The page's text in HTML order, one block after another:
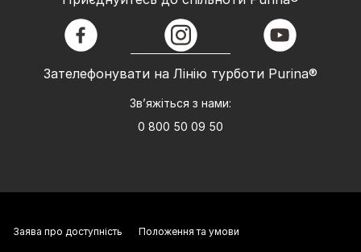
Зателефонувати на Лінію турботи Purina®
Зв’яжіться з нами:
0 800 50 09 50
facebook instagram youtube
Заява про доступність Положення та умови